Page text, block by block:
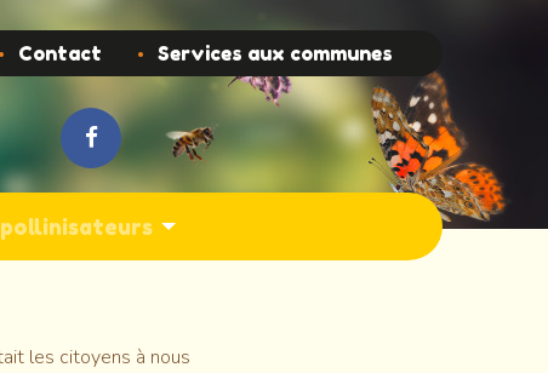
pollinisateurs
Contact Services aux communes
les citoyens à nous